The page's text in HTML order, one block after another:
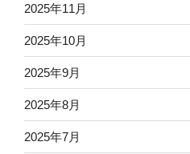
2025年11月
2025年10月
2025年9月
2025年8月
2025年7月